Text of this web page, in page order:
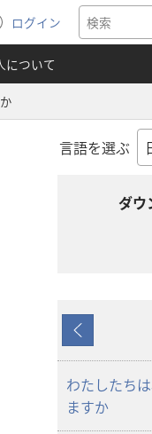
ログイン
（新
し
い
タ
で
について
言語を選ぶ
ダウ
戻
る
わたしたち
ますか